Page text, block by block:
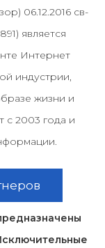
06.12.2016 св-
является
Интернет
индустрии,
жизни и
с 2003 года и